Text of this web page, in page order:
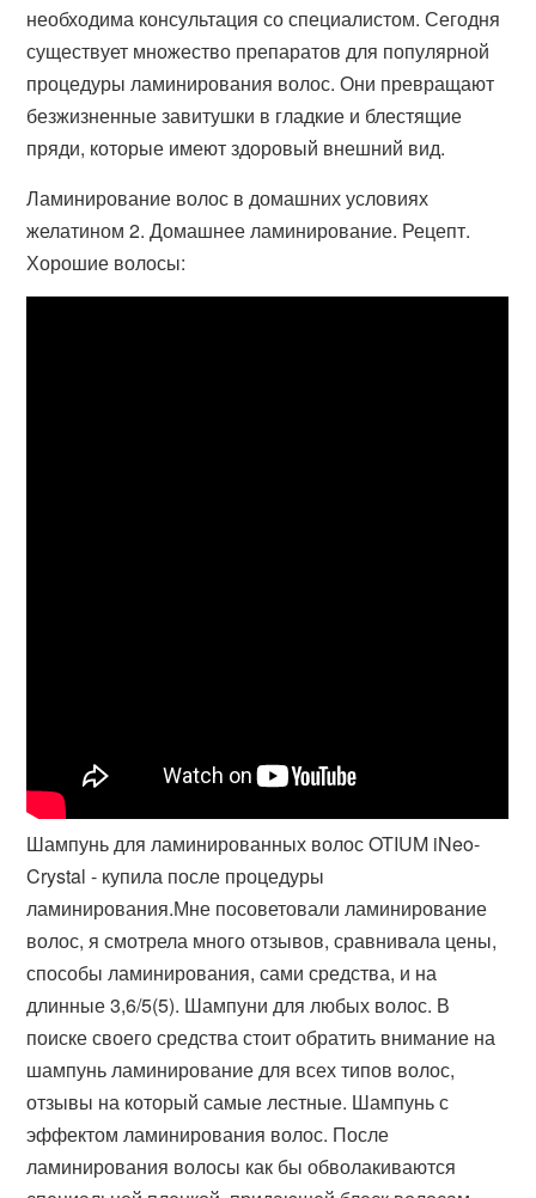
необходима консультация со специалистом. Сегодня
существует множество препаратов для популярной
процедуры ламинирования волос. Они превращают
безжизненные завитушки в гладкие и блестящие
пряди, которые имеют здоровый внешний вид.
Ламинирование волос в домашних условиях
желатином 2. Домашнее ламинирование. Рецепт.
Хорошие волосы:
Шампунь для ламинированных волос OTIUM iNeo-
Crystal - купила после процедуры
ламинирования.Мне посоветовали ламинирование
волос, я смотрела много отзывов, сравнивала цены,
способы ламинирования, сами средства, и на
длинные 3,6/5(5). Шампуни для любых волос. В
поиске своего средства стоит обратить внимание на
шампунь ламинирование для всех типов волос,
отзывы на который самые лестные. Шампунь с
эффектом ламинирования волос. После
ламинирования волосы как бы обволакиваются